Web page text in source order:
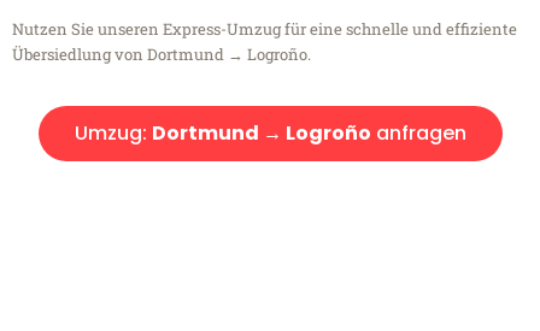
Nutzen Sie unseren Express-Umzug für eine schnelle und effiziente
Übersiedlung von Dortmund → Logroño.
Umzug: Dortmund → Logroño anfragen